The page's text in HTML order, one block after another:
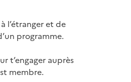
l’étranger et de
programme.
t’engager auprès
membre.